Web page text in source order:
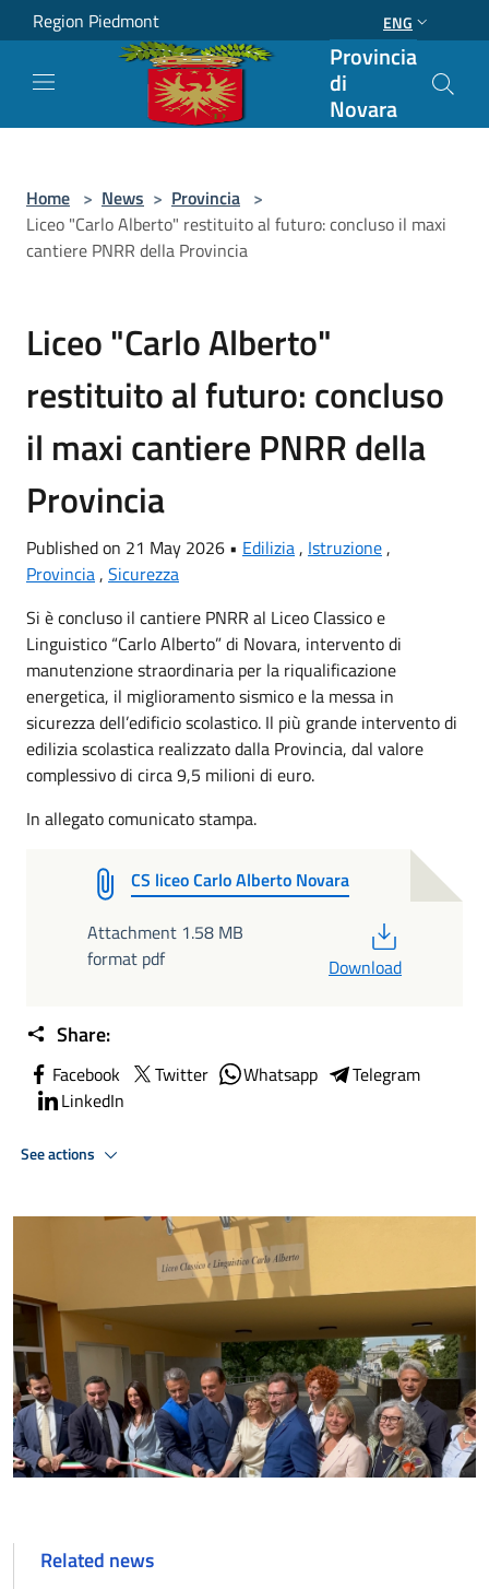
Salta al contenuto principale
Region Piedmont ENG
Provincia
di
Novara
Home > News > Provincia >
Liceo "Carlo Alberto" restituito al futuro: concluso il maxi
cantiere PNRR della Provincia
Liceo "Carlo Alberto"
restituito al futuro: concluso
il maxi cantiere PNRR della
Provincia
Published on 21 May 2026 • Edilizia, Istruzione,
Provincia, Sicurezza
Si è concluso il cantiere PNRR al Liceo Classico e
Linguistico “Carlo Alberto” di Novara, intervento di
manutenzione straordinaria per la riqualificazione
energetica, il miglioramento sismico e la messa in
sicurezza dell’edificio scolastico. Il più grande intervento di
edilizia scolastica realizzato dalla Provincia, dal valore
complessivo di circa 9,5 milioni di euro.
In allegato comunicato stampa.
CS liceo Carlo Alberto Novara
Attachment 1.58 MB
format pdf
Download
Share:
Facebook Twitter Whatsapp
Telegram
LinkedIn
See actions
Related news